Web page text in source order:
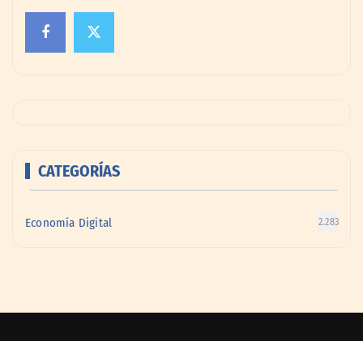
CATEGORÍAS
Economía Digital 2.283